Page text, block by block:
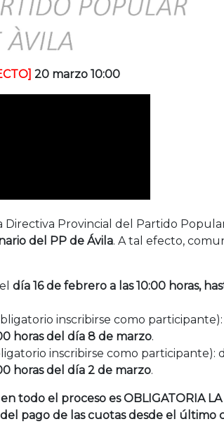
20 marzo 10:00
Directiva Provincial del Partido
del PP de Ávila. A tal efecto,
día 16 de febrero a las 10:00 horas,
inscribirse como participante):
horas del día 8 de marzo.
inscribirse como participante):
horas del día 2 de marzo.
todo el proceso es OBLIGATORIA LA
pago de las cuotas desde el último